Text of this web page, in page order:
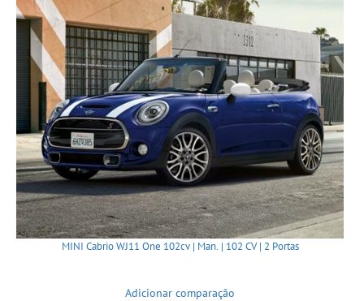
MINI Cabrio WJ11 One 102cv | Man. | 102 CV | 2 Portas
Adicionar comparação